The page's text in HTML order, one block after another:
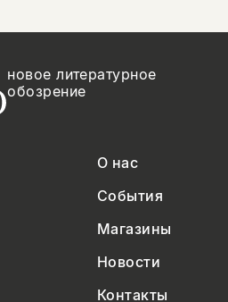
новое литературное
обозрение
О нас
События
Магазины
Новости
Контакты